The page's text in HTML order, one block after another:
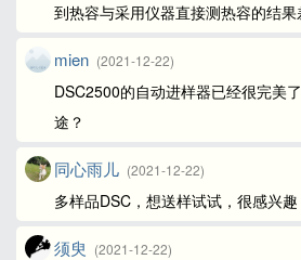
到热容与采用仪器直接测热容的结果
mien (2021-12-22)
DSC2500的自动进样器已经很完美
途？
同心雨儿 (2021-12-22)
多样品DSC，想送样试试，很感兴趣
须臾 (2021-12-22)